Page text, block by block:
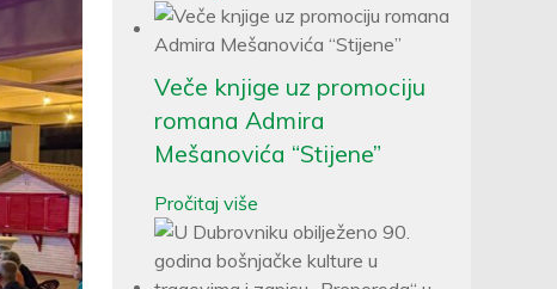
Veče knjige uz promociju
romana Admira
Mešanovića “Stijene”
Pročitaj više